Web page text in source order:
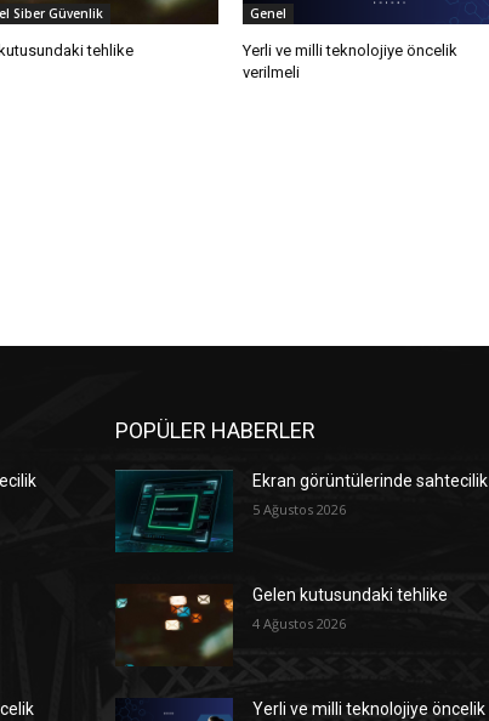
Siber Güvenlik
tehlike
Genel
Yerli ve milli teknolojiye öncelik
verilmeli
POPÜLER HABERLER
Ekran görüntülerinde sahtecilik
5 Ağustos 2026
Gelen kutusundaki tehlike
4 Ağustos 2026
Yerli ve milli teknolojiye öncelik